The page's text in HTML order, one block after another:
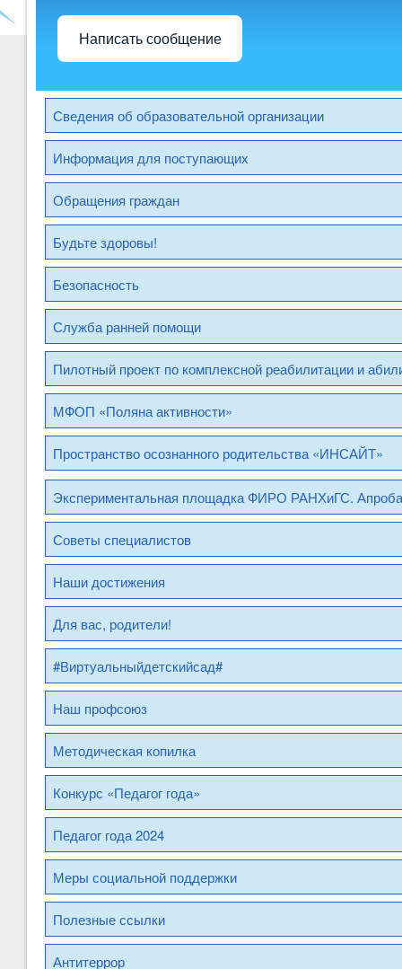
Написать сообщение
Сведения об образовательной организации
Информация для поступающих
Обращения граждан
Будьте здоровы!
Безопасность
Служба ранней помощи
Пилотный проект по комплексной реабилитации и
МФОП «Поляна активности»
Пространство осознанного родительства «ИНСАЙТ»
Экспериментальная площадка ФИРО РАНХиГС.
Советы специалистов
Наши достижения
Для вас, родители!
#Виртуальныйдетскийсад#
Наш профсоюз
Методическая копилка
Конкурс «Педагог года»
Педагог года 2024
Меры социальной поддержки
Полезные ссылки
Антитеррор